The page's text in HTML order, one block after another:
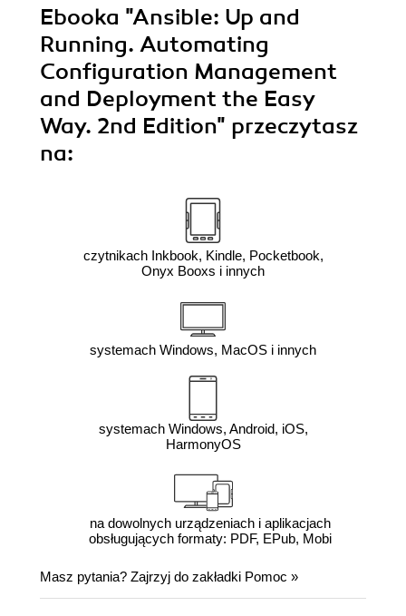
Ebooka "Ansible: Up and
Running. Automating
Configuration Management
and Deployment the Easy
Way. 2nd Edition" przeczytasz
na:
czytnikach Inkbook, Kindle, Pocketbook,
Onyx Booxs i innych
systemach Windows, MacOS i innych
systemach Windows, Android, iOS,
HarmonyOS
na dowolnych urządzeniach i aplikacjach
obsługujących formaty: PDF, EPub, Mobi
Masz pytania? Zajrzyj do zakładki Pomoc »